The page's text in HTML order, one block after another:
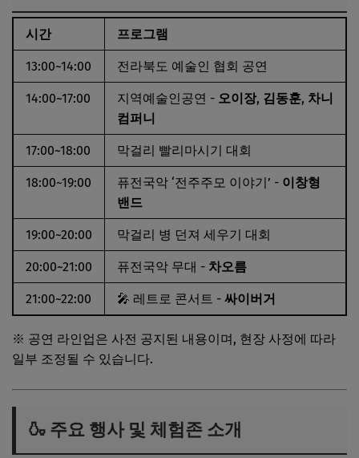
시간 프로그램
13:00~14:00 전라북도 예술인 협회 공연
14:00~17:00 지역예술인공연 - 오이장, 김동훈, 차니
컴퍼니
17:00~18:00 막걸리 빨리마시기 대회
18:00~19:00 퓨전국악 ‘전주주모 이야기’ - 이창형
밴드
19:00~20:00 막걸리 병 던져 세우기 대회
20:00~21:00 퓨전국악 무대 - 차오름
21:00~22:00 🎤 레트로 콘서트 - 싸이버거
※ 공연 라인업은 사전 공지된 내용이며, 현장 사정에 따라
일부 조정될 수 있습니다.
🍶 주요 행사 및 체험존 소개